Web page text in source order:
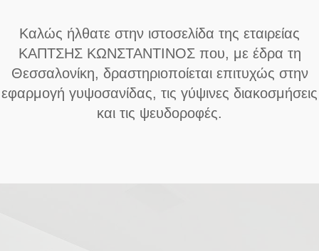
Καλώς ήλθατε στην ιστοσελίδα της εταιρείας
ΚΑΠΤΣΗΣ ΚΩΝΣΤΑΝΤΙΝΟΣ που, με έδρα τη
Θεσσαλονίκη, δραστηριοποίεται επιτυχώς στην
εφαρμογή γυψοσανίδας, τις γύψινες διακοσμήσεις
και τις ψευδοροφές.